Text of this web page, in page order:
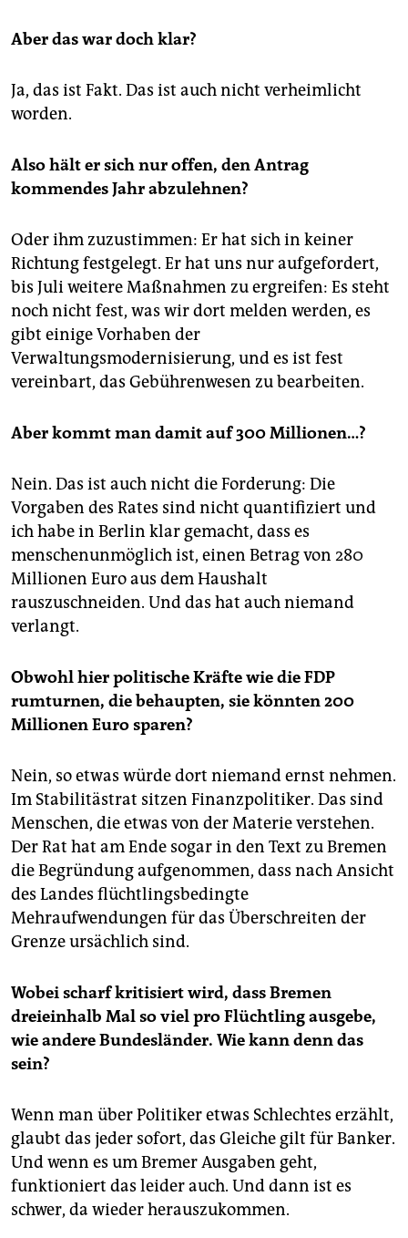
Aber das war doch klar?
Ja, das ist Fakt. Das ist auch nicht verheimlicht
worden.
Also hält er sich nur offen, den Antrag
kommendes Jahr abzulehnen?
Oder ihm zuzustimmen: Er hat sich in keiner
Richtung festgelegt. Er hat uns nur aufgefordert,
bis Juli weitere Maßnahmen zu ergreifen: Es steht
noch nicht fest, was wir dort melden werden, es
gibt einige Vorhaben der
Verwaltungsmodernisierung, und es ist fest
vereinbart, das Gebührenwesen zu bearbeiten.
Aber kommt man damit auf 300 Millionen…?
Nein. Das ist auch nicht die Forderung: Die
Vorgaben des Rates sind nicht quantifiziert und
ich habe in Berlin klar gemacht, dass es
menschenunmöglich ist, einen Betrag von 280
Millionen Euro aus dem Haushalt
rauszuschneiden. Und das hat auch niemand
verlangt.
Obwohl hier politische Kräfte wie die FDP
rumturnen, die behaupten, sie könnten 200
Millionen Euro sparen?
Nein, so etwas würde dort niemand ernst nehmen.
Im Stabilitästrat sitzen Finanzpolitiker. Das sind
Menschen, die etwas von der Materie verstehen.
Der Rat hat am Ende sogar in den Text zu Bremen
die Begründung aufgenommen, dass nach Ansicht
des Landes flüchtlingsbedingte
Mehraufwendungen für das Überschreiten der
Grenze ursächlich sind.
Wobei scharf kritisiert wird, dass Bremen
dreieinhalb Mal so viel pro Flüchtling ausgebe,
wie andere Bundesländer. Wie kann denn das
sein?
Wenn man über Politiker etwas Schlechtes erzählt,
glaubt das jeder sofort, das Gleiche gilt für Banker.
Und wenn es um Bremer Ausgaben geht,
funktioniert das leider auch. Und dann ist es
schwer, da wieder herauszukommen.